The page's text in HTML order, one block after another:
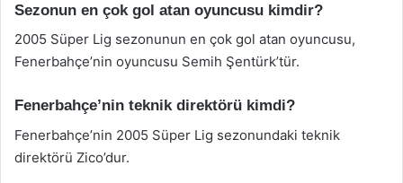
Sezonun en çok gol atan oyuncusu kimdir?
2005 Süper Lig sezonunun en çok gol atan oyuncusu,
Fenerbahçe’nin oyuncusu Semih Şentürk’tür.
Fenerbahçe’nin teknik direktörü kimdi?
Fenerbahçe’nin 2005 Süper Lig sezonundaki teknik
direktörü Zico’dur.